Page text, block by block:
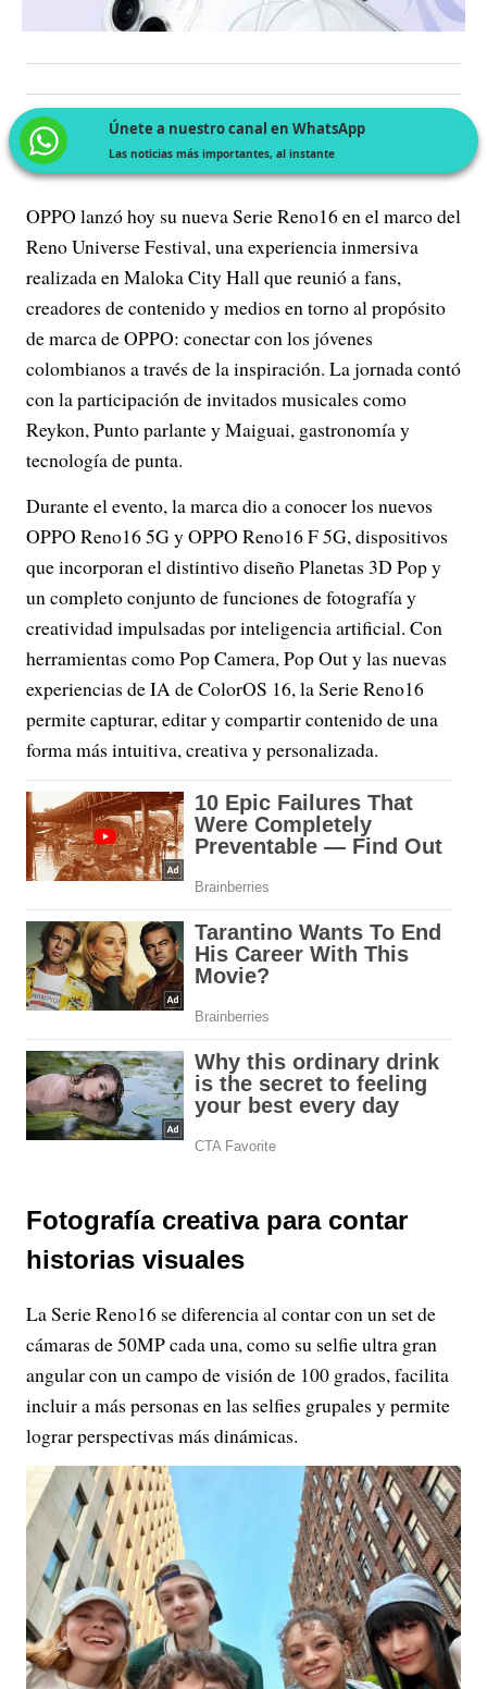
Únete a nuestro canal en WhatsApp
Las noticias más importantes, al instante
OPPO lanzó hoy su nueva Serie Reno16 en el marco del
Reno Universe Festival, una experiencia inmersiva
realizada en Maloka City Hall que reunió a fans,
creadores de contenido y medios en torno al propósito
de marca de OPPO: conectar con los jóvenes
colombianos a través de la inspiración. La jornada contó
con la participación de invitados musicales como
Reykon, Punto parlante y Maiguai, gastronomía y
tecnología de punta.
Durante el evento, la marca dio a conocer los nuevos
OPPO Reno16 5G y OPPO Reno16 F 5G, dispositivos
que incorporan el distintivo diseño Planetas 3D Pop y
un completo conjunto de funciones de fotografía y
creatividad impulsadas por inteligencia artificial. Con
herramientas como Pop Camera, Pop Out y las nuevas
experiencias de IA de ColorOS 16, la Serie Reno16
permite capturar, editar y compartir contenido de una
forma más intuitiva, creativa y personalizada.
Fotografía creativa para contar
historias visuales
La Serie Reno16 se diferencia al contar con un set de
cámaras de 50MP cada una, como su selfie ultra gran
angular con un campo de visión de 100 grados, facilita
incluir a más personas en las selfies grupales y permite
lograr perspectivas más dinámicas.